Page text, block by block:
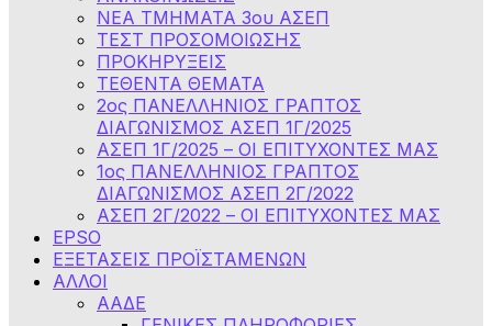
ΝΕΑ ΤΜΗΜΑΤΑ 3ου ΑΣΕΠ
ΤΕΣΤ ΠΡΟΣΟΜΟΙΩΣΗΣ
ΠΡΟΚΗΡΥΞΕΙΣ
ΤΕΘΕΝΤΑ ΘΕΜΑΤΑ
2ος ΠΑΝΕΛΛΗΝΙΟΣ ΓΡΑΠΤΟΣ
ΔΙΑΓΩΝΙΣΜΟΣ ΑΣΕΠ 1Γ/2025
ΑΣΕΠ 1Γ/2025 – ΟΙ ΕΠΙΤΥΧΟΝΤΕΣ ΜΑΣ
1ος ΠΑΝΕΛΛΗΝΙΟΣ ΓΡΑΠΤΟΣ
ΔΙΑΓΩΝΙΣΜΟΣ ΑΣΕΠ 2Γ/2022
ΑΣΕΠ 2Γ/2022 – ΟΙ ΕΠΙΤΥΧΟΝΤΕΣ ΜΑΣ
EPSO
ΕΞΕΤΑΣΕΙΣ ΠΡΟΪΣΤΑΜΕΝΩΝ
ΑΛΛΟΙ
ΑΑΔΕ